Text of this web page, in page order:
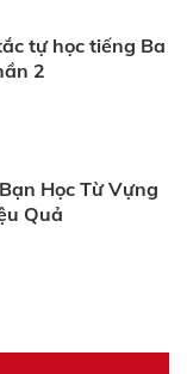
tự học tiếng Ba
2
Học Từ Vựng
Quả